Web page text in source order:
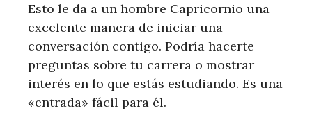
Esto le da a un hombre Capricornio una
excelente manera de iniciar una
conversación contigo. Podría hacerte
preguntas sobre tu carrera o mostrar
interés en lo que estás estudiando. Es una
«entrada» fácil para él.